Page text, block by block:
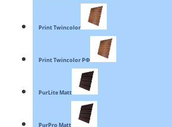
Print Twincolor
Print Twincolor РФ
PurLite Matt
PurPro Matt